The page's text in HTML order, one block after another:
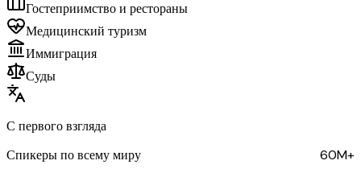
Гостеприимство и рестораны
Медицинский туризм
Иммиграция
Суды
С первого взгляда
Спикеры по всему миру 60M+